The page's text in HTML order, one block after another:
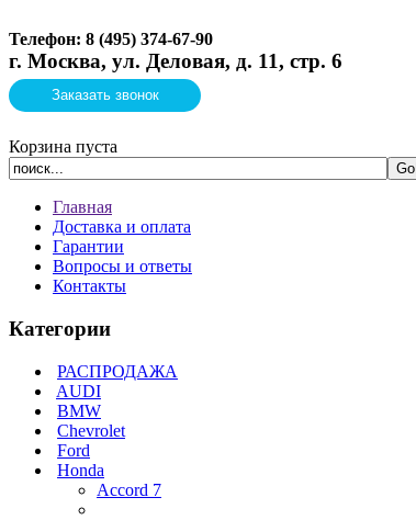
Телефон: 8 (495) 374-67-90
г. Москва, ул. Деловая, д. 11, стр. 6
Заказать звонок
Корзина пуста
Главная
Доставка и оплата
Гарантии
Вопросы и ответы
Контакты
Категории
РАСПРОДАЖА
AUDI
BMW
Chevrolet
Ford
Honda
Accord 7